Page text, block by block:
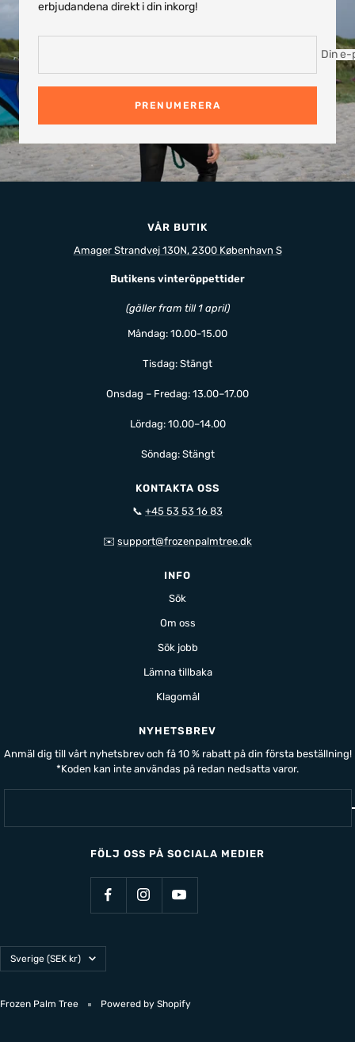
erbjudandena direkt i din inkorg!
Din e-
PRENUMERERA
VÅR BUTIK
Amager Strandvej 130N, 2300 København S
Butikens vinteröppettider
(gäller fram till 1 april)
Måndag: 10.00-15.00
Tisdag: Stängt
Onsdag – Fredag: 13.00–17.00
Lördag: 10.00–14.00
Söndag: Stängt
KONTAKTA OSS
📞 +45 53 53 16 83
✉️ support@frozenpalmtree.dk
INFO
Sök
Om oss
Sök jobb
Lämna tillbaka
Klagomål
NYHETSBREV
Anmäl dig till vårt nyhetsbrev och få 10 % rabatt på din första beställning!
*Koden kan inte användas på redan nedsatta varor.
FÖLJ OSS PÅ SOCIALA MEDIER
Land/Region
Sverige (SEK kr)
Frozen Palm Tree Powered by Shopify